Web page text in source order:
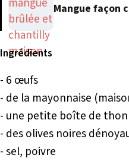
Mangue façon
Ingrédients
- 6 œufs
- de la mayonnaise
- une petite boîte de thon
- des olives noires
- sel, poivre